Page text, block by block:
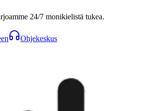
24/7 monikielistä tukea.
Ohjekeskus